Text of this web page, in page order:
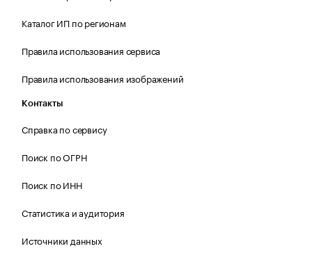
Каталог ИП по регионам
Правила использования сервиса
Правила использования изображений
Контакты
Справка по сервису
Поиск по ОГРН
Поиск по ИНН
Статистика и аудитория
Источники данных